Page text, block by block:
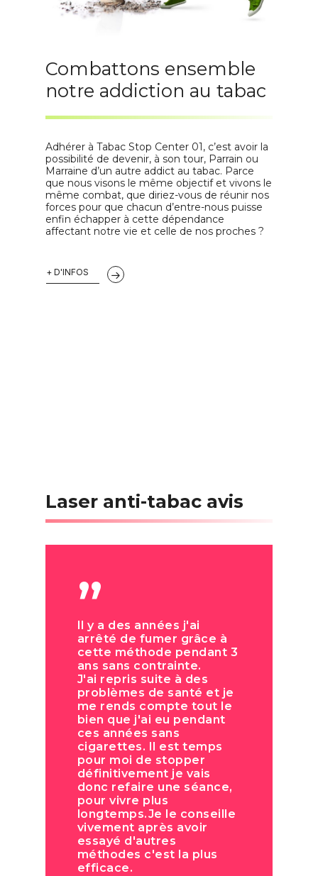
Combattons ensemble
notre addiction au tabac
Adhérer à Tabac Stop Center 01, c’est avoir la
possibilité de devenir, à son tour, Parrain ou
Marraine d’un autre addict au tabac. Parce
que nous visons le même objectif et vivons le
même combat, que diriez-vous de réunir nos
forces pour que chacun d’entre-nous puisse
enfin échapper à cette dépendance
affectant notre vie et celle de nos proches ?
+ D'INFOS
Laser anti-tabac avis
”
Il y a des années j'ai
arrêté de fumer grâce à
cette méthode pendant 3
ans sans contrainte.
J'ai repris suite à des
problèmes de santé et je
me rends compte tout le
bien que j'ai eu pendant
ces années sans
cigarettes. Il est temps
pour moi de stopper
définitivement je vais
donc refaire une séance,
pour vivre plus
longtemps.Je le conseille
vivement après avoir
essayé d'autres
méthodes c'est la plus
efficace.